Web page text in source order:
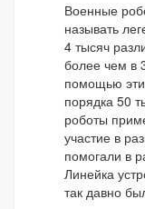
Военные
называть
4 тысяч
более чем в
помощью
порядка 50
роботы
участие в
помогали в
Линейка
так давно